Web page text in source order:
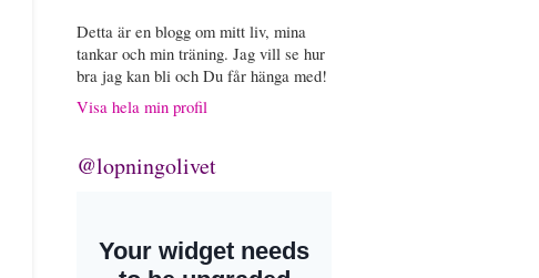
Detta är en blogg om mitt liv, mina
tankar och min träning. Jag vill se hur
bra jag kan bli och Du får hänga med!
Visa hela min profil
@lopningolivet